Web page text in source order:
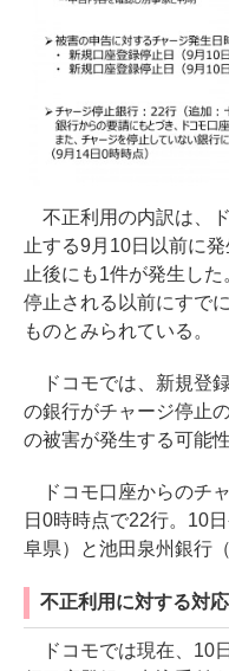
不正利用の内訳は、
止する9月10日以前に
止後にも1件が発生し
停止される以前にすで
ものとみられている。
ドコモでは、新規登
の銀行がチャージ停止
の被害が発生する可能
ドコモ口座からのチ
日0時時点で22行。10
阜県）と池田泉州銀行
不正利用に対する対応
ドコモでは現在、10